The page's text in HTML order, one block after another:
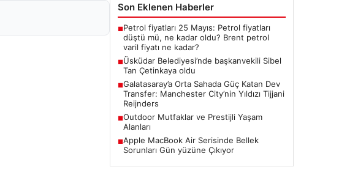
Son Eklenen Haberler
■Petrol fiyatları 25 Mayıs: Petrol fiyatları
düştü mü, ne kadar oldu? Brent petrol
varil fiyatı ne kadar?
■Üsküdar Belediyesi’nde başkanvekili Sibel
Tan Çetinkaya oldu
■Galatasaray’a Orta Sahada Güç Katan Dev
Transfer: Manchester City’nin Yıldızı Tijjani
Reijnders
■Outdoor Mutfaklar ve Prestijli Yaşam
Alanları
■Apple MacBook Air Serisinde Bellek
Sorunları Gün yüzüne Çıkıyor